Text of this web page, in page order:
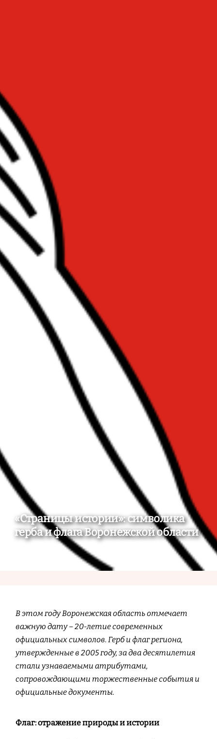
«Страницы истории»: символика
герба и флага Воронежской области
В этом году Воронежская область отмечает
важную дату – 20-летие современных
официальных символов. Герб и флаг региона,
утвержденные в 2005 году, за два десятилетия
стали узнаваемыми атрибутами,
сопровождающими торжественные события и
официальные документы.
Флаг: отражение природы и истории